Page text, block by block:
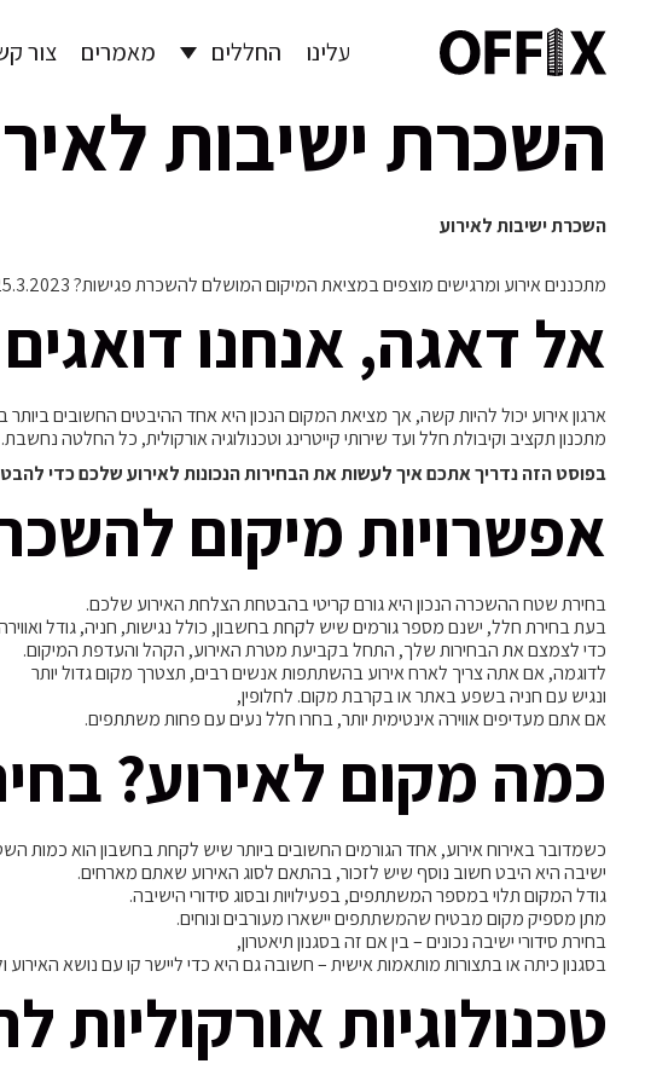
עלינו החללים מאמרים צור
השכרת ישיבות
השכרת ישיבות לאירוע
מתכננים אירוע ומרגישים מוצפים במציאת המיקום המושלם להשכרת פגישות? 25.3.2023
אל דאגה, אנחנו
ארגון אירוע יכול להיות קשה, אך מציאת המקום הנכון היא אחד ההיבטים החשובים
מתכנון תקציב וקיבולת חלל ועד שירותי קייטרינג וטכנולוגיה אורקולית, כל החלטה נחשבת.
בפוסט הזה נדריך אתכם איך לעשות את הבחירות הנכונות לאירוע שלכם כדי
אפשרויות מיקום
בחירת שטח ההשכרה הנכון היא גורם קריטי בהבטחת הצלחת האירוע שלכם.
בעת בחירת חלל, ישנם מספר גורמים שיש לקחת בחשבון, כולל נגישות, חניה, גודל
כדי לצמצם את הבחירות שלך, התחל בקביעת מטרת האירוע, הקהל והעדפת המיקום.
לדוגמה, אם אתה צריך לארח אירוע בהשתתפות אנשים רבים, תצטרך מקום גדול יותר
ונגיש עם חניה בשפע באתר או בקרבת מקום. לחלופין,
אם אתם מעדיפים אווירה אינטימית יותר, בחרו חלל נעים עם פחות משתתפים.
כמה מקום לאירוע?
כשמדובר באירוח אירוע, אחד הגורמים החשובים ביותר שיש לקחת בחשבון הוא כמות
ישיבה היא היבט חשוב נוסף שיש לזכור, בהתאם לסוג האירוע שאתם מארחים.
גודל המקום תלוי במספר המשתתפים, בפעילויות ובסוג סידורי הישיבה.
מתן מספיק מקום מבטיח שהמשתתפים יישארו מעורבים ונוחים.
בחירת סידורי ישיבה נכונים – בין אם זה בסגנון תיאטרון,
בסגנון כיתה או בתצורות מותאמות אישית – חשובה גם היא כדי ליישר קו עם נושא האירוע
טכנולוגיות